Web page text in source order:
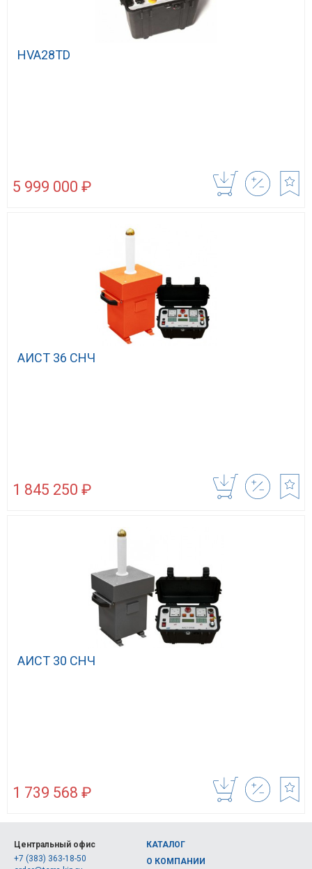
HVA28TD
5 999 000 ₽
АИСТ 36 СНЧ
1 845 250 ₽
АИСТ 30 СНЧ
1 739 568 ₽
Центральный офис
+7 (383) 363-18-50
КАТАЛОГ
О КОМПАНИИ